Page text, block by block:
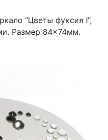
“Цветы фуксия I ”,
Размер 84×74мм.